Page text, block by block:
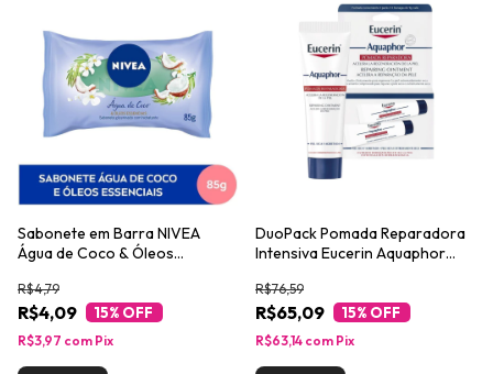
Sabonete em Barra NIVEA
Água de Coco & Óleos
R$4,09
R$4,79
15% OFF
R$3,97 com Pix
DuoPack Pomada Reparadora
Intensiva Eucerin Aquaphor
R$65,09
R$76,59
15% OFF
R$63,14 com Pix